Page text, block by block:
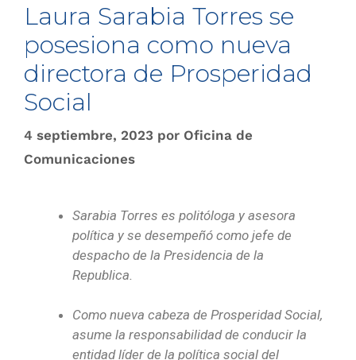
Laura Sarabia Torres se
posesiona como nueva
directora de Prosperidad
Social
4 septiembre, 2023 por Oficina de
Comunicaciones
Sarabia Torres es politóloga y asesora
política y se desempeñó como jefe de
despacho de la Presidencia de la
Republica.
Como nueva cabeza de Prosperidad Social,
asume la responsabilidad de conducir la
entidad líder de la política social del